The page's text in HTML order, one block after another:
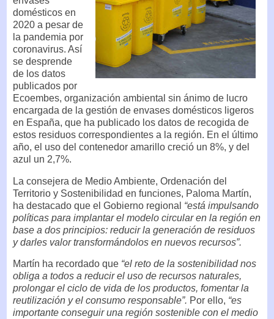
domésticos en
2020 a pesar de
la pandemia por
coronavirus. Así
se desprende
de los datos
publicados por
Ecoembes, organización ambiental sin ánimo de lucro
encargada de la gestión de envases domésticos ligeros
en España, que ha publicado los datos de recogida de
estos residuos correspondientes a la región. En el último
año, el uso del contenedor amarillo creció un 8%, y del
azul un 2,7%.
La consejera de Medio Ambiente, Ordenación del
Territorio y Sostenibilidad en funciones, Paloma Martín,
ha destacado que el Gobierno regional “está impulsando
políticas para implantar el modelo circular en la región en
base a dos principios: reducir la generación de residuos
y darles valor transformándolos en nuevos recursos”.
Martín ha recordado que “el reto de la sostenibilidad nos
obliga a todos a reducir el uso de recursos naturales,
prolongar el ciclo de vida de los productos, fomentar la
reutilización y el consumo responsable”. Por ello, “es
importante conseguir una región sostenible con el medio